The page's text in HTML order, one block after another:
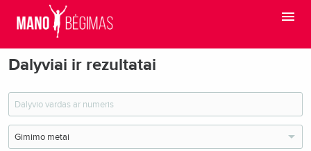
Dalyviai ir rezultatai